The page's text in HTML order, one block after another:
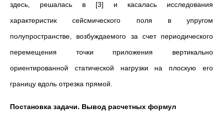
здесь, решалась в [3] и касалась исследования
характеристик сейсмического поля в упругом
полупространстве, возбуждаемого за счет периодического
перемещения точки приложения вертикально
ориентированной статической нагрузки на плоскую его
границу вдоль отрезка прямой.
Постановка задачи. Вывод расчетных формул